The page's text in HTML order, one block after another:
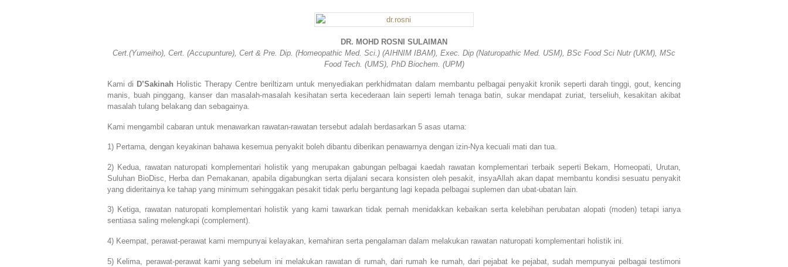
DR. MOHD ROSNI SULAIMAN
Cert.(Yumeiho), Cert. (Accupunture), Cert & Pre. Dip. (Homeopathic Med. Sci.) (AIHNIM IBAM), Exec. Dip (Naturopathic Med. USM), BSc Food Sci Nutr (UKM), MSc
Food Tech. (UMS), PhD Biochem. (UPM)
Kami di D’Sakinah Holistic Therapy Centre beriltizam untuk menyediakan perkhidmatan dalam membantu pelbagai penyakit kronik seperti darah tinggi, gout, kencing
manis, buah pinggang, kanser dan masalah-masalah kesihatan serta kecederaan lain seperti lemah tenaga batin, sukar mendapat zuriat, terseliuh, kesakitan akibat
masalah tulang belakang dan sebagainya.
Kami mengambil cabaran untuk menawarkan rawatan-rawatan tersebut adalah berdasarkan 5 asas utama:
1) Pertama, dengan keyakinan bahawa kesemua penyakit boleh dibantu diberikan penawarnya dengan izin-Nya kecuali mati dan tua.
2) Kedua, rawatan naturopati komplementari holistik yang merupakan gabungan pelbagai kaedah rawatan komplementari terbaik seperti Bekam, Homeopati, Urutan,
Suluhan BioDisc, Herba dan Pemakanan, apabila digabungkan serta dijalani secara konsisten oleh pesakit, insyaAllah akan dapat membantu kondisi sesuatu penyakit
yang dideritainya ke tahap yang minimum sehinggakan pesakit tidak perlu bergantung lagi kepada pelbagai suplemen dan ubat-ubatan lain.
3) Ketiga, rawatan naturopati komplementari holistik yang kami tawarkan tidak pernah menidakkan kebaikan serta kelebihan perubatan alopati (moden) tetapi ianya
sentiasa saling melengkapi (complement).
4) Keempat, perawat-perawat kami mempunyai kelayakan, kemahiran serta pengalaman dalam melakukan rawatan naturopati komplementari holistik ini.
5) Kelima, perawat-perawat kami yang sebelum ini melakukan rawatan di rumah, dari rumah ke rumah, dari pejabat ke pejabat, sudah mempunyai pelbagai testimoni